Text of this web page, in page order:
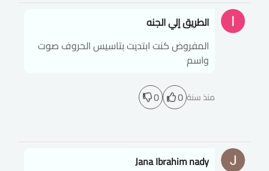
الطريق إلي الجنه
المفروض كنت ابتديت بتاسيس الحروف صوت
واسم
منذ سنة 0
0
Jana Ibrahim nady